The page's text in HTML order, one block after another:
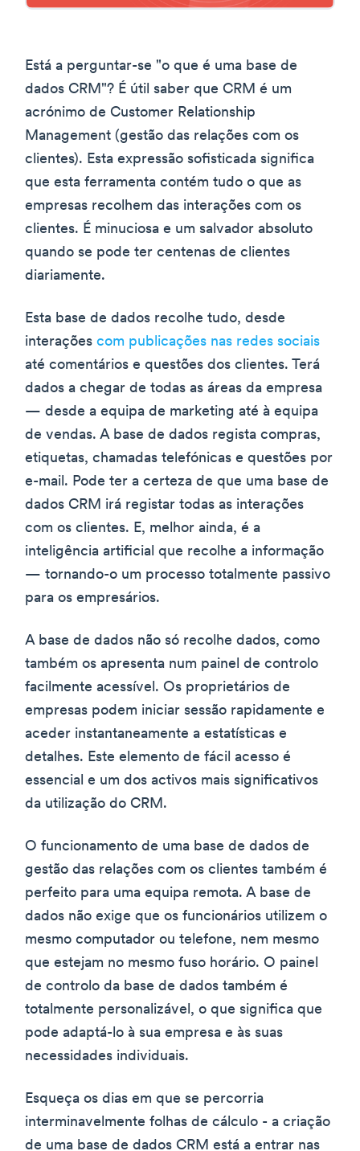
Está a perguntar-se "o que é uma base de
dados CRM"? É útil saber que CRM é um
acrónimo de Customer Relationship
Management (gestão das relações com os
clientes). Esta expressão sofisticada significa
que esta ferramenta contém tudo o que as
empresas recolhem das interações com os
clientes. É minuciosa e um salvador absoluto
quando se pode ter centenas de clientes
diariamente.
Esta base de dados recolhe tudo, desde
interações com publicações nas redes sociais
até comentários e questões dos clientes. Terá
dados a chegar de todas as áreas da empresa
— desde a equipa de marketing até à equipa
de vendas. A base de dados regista compras,
etiquetas, chamadas telefónicas e questões por
e-mail. Pode ter a certeza de que uma base de
dados CRM irá registar todas as interações
com os clientes. E, melhor ainda, é a
inteligência artificial que recolhe a informação
— tornando-o um processo totalmente passivo
para os empresários.
A base de dados não só recolhe dados, como
também os apresenta num painel de controlo
facilmente acessível. Os proprietários de
empresas podem iniciar sessão rapidamente e
aceder instantaneamente a estatísticas e
detalhes. Este elemento de fácil acesso é
essencial e um dos activos mais significativos
da utilização do CRM.
O funcionamento de uma base de dados de
gestão das relações com os clientes também é
perfeito para uma equipa remota. A base de
dados não exige que os funcionários utilizem o
mesmo computador ou telefone, nem mesmo
que estejam no mesmo fuso horário. O painel
de controlo da base de dados também é
totalmente personalizável, o que significa que
pode adaptá-lo à sua empresa e às suas
necessidades individuais.
Esqueça os dias em que se percorria
interminavelmente folhas de cálculo - a criação
de uma base de dados CRM está a entrar nas